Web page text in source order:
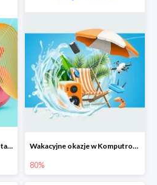
26 urodziny Komputronik i totalna wyprzedaż! Wakacyjne okazje w Komputronik do -80%
80%